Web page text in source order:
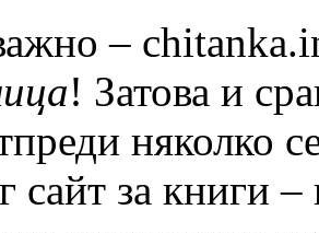
–
! Затова и
няколко
сайт за книги